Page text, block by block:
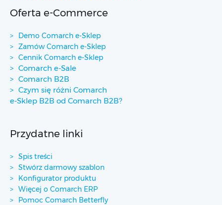
Oferta e-Commerce
Demo Comarch e-Sklep
Zamów Comarch e-Sklep
Cennik Comarch e-Sklep
Comarch e-Sale
Comarch B2B
Czym się różni Comarch
e-Sklep B2B od Comarch B2B?
Przydatne linki
Spis treści
Stwórz darmowy szablon
Konfigurator produktu
Więcej o Comarch ERP
Pomoc Comarch Betterfly